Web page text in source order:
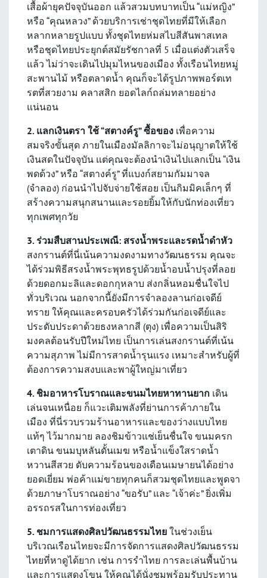
เสื้อผ้ายุคปัจจุบันออก แล้วสวมบทบาทเป็น “แม่หญิง”
หรือ “คุณหลวง” ด้วยบริการเช่าชุดไทยที่มีให้เลือก
หลากหลายรูปแบบ ทั้งชุดไทยห่มสไบสีสันพาสเทล
หรือชุดไทยประยุกต์สมัยรัชกาลที่ 5 เมื่อแต่งตัวเสร็จ
แล้ว ไม่ว่าจะเดินไปมุมไหนของเมือง ทั้งเรือนไทยหมู่
สะพานไม้ หรือตลาดน้ำ คุณก็จะได้รูปภาพพอร์ตเท
รตที่สวยงาม คลาสสิก ยอดไลก์ถล่มทลายอย่าง
แน่นอน
2. แลกเงินตรา ใช้ “สตางค์รู” ซื้อของ เพื่อความ
สมจริงขั้นสุด ภายในเมืองมัลลิกาจะไม่อนุญาตให้ใช้
เงินสดในปัจจุบัน แต่คุณจะต้องนำเงินไปแลกเป็น “เงิน
พดด้วง” หรือ “สตางค์รู” ที่แบงก์สยามกัมมาจล
(จำลอง) ก่อนนำไปจับจ่ายใช้สอย เป็นกิมมิคเล็กๆ ที่
สร้างความสนุกสนานและรอยยิ้มให้กับนักท่องเที่ยว
ทุกเพศทุกวัย
3. ร่วมสืบสานประเพณี: สรงน้ำพระและรดน้ำดำหัว
สงกรานต์ที่นี่เน้นความงดงามทางวัฒนธรรม คุณจะ
ได้ร่วมพิธีสรงน้ำพระพุทธรูปด้วยน้ำอบน้ำปรุงที่ลอย
ด้วยดอกมะลิและดอกกุหลาบ ส่งกลิ่นหอมชื่นใจไป
ทั่วบริเวณ นอกจากนี้ยังมีการจำลองลานก่อเจดีย์
ทราย ให้คุณและครอบครัวได้ร่วมกันก่อเจดีย์และ
ประดับประดาด้วยธงหลากสี (ตุง) เพื่อความเป็นสิริ
มงคลต้อนรับปีใหม่ไทย เป็นการเล่นสงกรานต์ที่เน้น
ความสุภาพ ไม่มีการสาดน้ำรุนแรง เหมาะสำหรับผู้ที่
ต้องการความสงบและพาผู้ใหญ่มาเที่ยว
4. ชิมอาหารโบราณและขนมไทยหาทานยาก เดิน
เล่นจนเหนื่อย ก็แวะเติมพลังที่ย่านการค้าภายใน
เมือง ที่นี่รวบรวมร้านอาหารและของว่างแบบไทย
แท้ๆ ไว้มากมาย ลองชิมข้าวแช่เย็นชื่นใจ ขนมครก
เตาดิน ขนมบุหลันดั้นเมฆ หรือน้ำแข็งใสราดน้ำ
หวานสีสวย ดับความร้อนของเดือนเมษายนได้อย่าง
ยอดเยี่ยม พ่อค้าแม่ขายทุกคนก็สวมชุดไทยและพูดจา
ด้วยภาษาโบราณอย่าง “ขอรับ” และ “เจ้าค่ะ” ยิ่งเพิ่ม
อรรถรสในการท่องเที่ยว
5. ชมการแสดงศิลปวัฒนธรรมไทย ในช่วงเย็น
บริเวณเรือนไทยจะมีการจัดการแสดงศิลปวัฒนธรรม
ไทยที่หาดูได้ยาก เช่น การรำไทย การละเล่นพื้นบ้าน
และการแสดงโขน ให้คุณได้นั่งชมพร้อมรับประทาน